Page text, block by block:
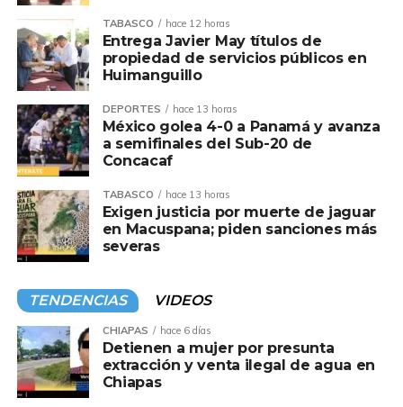
TABASCO hace 12 horas
Entrega Javier May títulos de
propiedad de servicios públicos en
Huimanguillo
DEPORTES hace 13 horas
México golea 4-0 a Panamá y avanza
a semifinales del Sub-20 de
Concacaf
TABASCO hace 13 horas
Exigen justicia por muerte de jaguar
en Macuspana; piden sanciones más
severas
TENDENCIAS VIDEOS
CHIAPAS hace 6 días
Detienen a mujer por presunta
extracción y venta ilegal de agua en
Chiapas